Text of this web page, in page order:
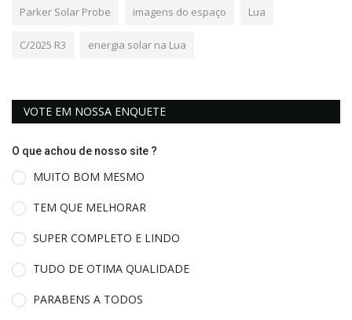
Parker Solar Probe imagens do espaço Lua
C/2025 R3 energia solar na Lua
VOTE EM NOSSA ENQUETE
O que achou de nosso site ?
MUITO BOM MESMO
TEM QUE MELHORAR
SUPER COMPLETO E LINDO
TUDO DE OTIMA QUALIDADE
PARABENS A TODOS